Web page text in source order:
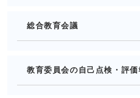
総合教育会議
教育委員会の自己点検・評価